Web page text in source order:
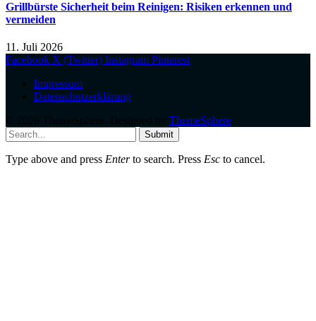
Grillbürste Sicherheit beim Reinigen: Risiken erkennen und
vermeiden
11. Juli 2026
Facebook X (Twitter) Instagram Pinterest
Impressum
Datenschutzerklärung
ThemeSphere
Submit
Type above and press Enterto search. Press Esc to cancel.